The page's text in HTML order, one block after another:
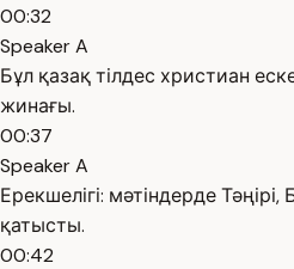
00:32
Speaker A
Бұл қазақ тілдес христиан
жинағы.
00:37
Speaker A
Ерекшелігі: мәтіндерде
қатысты.
00:42